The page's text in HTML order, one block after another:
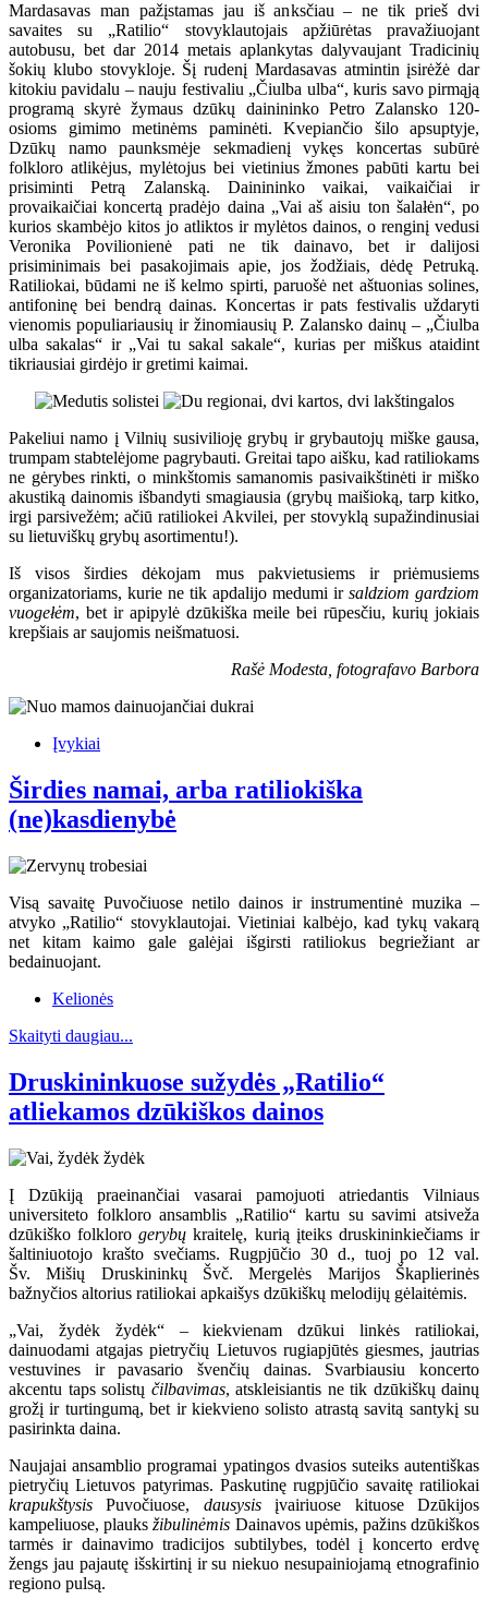
Mardasavas man pažįstamas jau iš anksčiau – ne tik prieš dvi
savaites su „Ratilio“ stovyklautojais apžiūrėtas pravažiuojant
autobusu, bet dar 2014 metais aplankytas dalyvaujant Tradicinių
šokių klubo stovykloje. Šį rudenį Mardasavas atmintin įsirėžė dar
kitokiu pavidalu – nauju festivaliu „Čiulba ulba“, kuris savo pirmąją
programą skyrė žymaus dzūkų dainininko Petro Zalansko 120-
osioms gimimo metinėms paminėti. Kvepiančio šilo apsuptyje,
Dzūkų namo paunksmėje sekmadienį vykęs koncertas subūrė
folkloro atlikėjus, mylėtojus bei vietinius žmones pabūti kartu bei
prisiminti Petrą Zalanską. Dainininko vaikai, vaikaičiai ir
provaikaičiai koncertą pradėjo daina „Vai aš aisiu ton šalałėn“, po
kurios skambėjo kitos jo atliktos ir mylėtos dainos, o renginį vedusi
Veronika Povilionienė pati ne tik dainavo, bet ir dalijosi
prisiminimais bei pasakojimais apie, jos žodžiais, dėdę Petruką.
Ratiliokai, būdami ne iš kelmo spirti, paruošė net aštuonias solines,
antifoninę bei bendrą dainas. Koncertas ir pats festivalis uždaryti
vienomis populiariausių ir žinomiausių P. Zalansko dainų – „Čiulba
ulba sakalas“ ir „Vai tu sakal sakale“, kurias per miškus ataidint
tikriausiai girdėjo ir gretimi kaimai.
Pakeliui namo į Vilnių susivilioję grybų ir grybautojų miške gausa,
trumpam stabtelėjome pagrybauti. Greitai tapo aišku, kad ratiliokams
ne gėrybes rinkti, o minkštomis samanomis pasivaikštinėti ir miško
akustiką dainomis išbandyti smagiausia (grybų maišioką, tarp kitko,
irgi parsivežėm; ačiū ratiliokei Akvilei, per stovyklą supažindinusiai
su lietuviškų grybų asortimentu!).
Iš visos širdies dėkojam mus pakvietusiems ir priėmusiems
organizatoriams, kurie ne tik apdalijo medumi ir saldziom gardziom
vuogełėm, bet ir apipylė dzūkiška meile bei rūpesčiu, kurių jokiais
krepšiais ar saujomis neišmatuosi.
Rašė Modesta, fotografavo Barbora
Įvykiai
Širdies namai, arba ratiliokiška
(ne)kasdienybė
Visą savaitę Puvočiuose netilo dainos ir instrumentinė muzika –
atvyko „Ratilio“ stovyklautojai. Vietiniai kalbėjo, kad tykų vakarą
net kitam kaimo gale galėjai išgirsti ratiliokus begriežiant ar
bedainuojant.
Kelionės
Skaityti daugiau...
Druskininkuose sužydės „Ratilio“
atliekamos dzūkiškos dainos
Į Dzūkiją praeinančiai vasarai pamojuoti atriedantis Vilniaus
universiteto folkloro ansamblis „Ratilio“ kartu su savimi atsiveža
dzūkiško folklorogerybų kraitelę, kurią įteiks druskininkiečiams ir
šaltiniuotojo krašto svečiams. Rugpjūčio 30 d., tuoj po 12 val.
Šv. Mišių Druskininkų Švč. Mergelės Marijos Škaplierinės
bažnyčios altorius ratiliokai apkaišys dzūkiškų melodijų gėlaitėmis.
„Vai, žydėk žydėk“ – kiekvienam dzūkui linkės ratiliokai,
dainuodami atgajas pietryčių Lietuvos rugiapjūtės giesmes, jautrias
vestuvines ir pavasario švenčių dainas. Svarbiausiu koncerto
akcentu taps solistų čilbavimas, atskleisiantis ne tik dzūkiškų dainų
grožį ir turtingumą, bet ir kiekvieno solisto atrastą savitą santykį su
pasirinkta daina.
Naujajai ansamblio programai ypatingos dvasios suteiks autentiškas
pietryčių Lietuvos patyrimas. Paskutinę rugpjūčio savaitę ratiliokai
krapukštysis Puvočiuose, dausysisįvairiuose kituose Dzūkijos
kampeliuose, plauksžibulinėmis Dainavos upėmis, pažins dzūkiškos
tarmės ir dainavimo tradicijos subtilybes, todėl į koncerto erdvę
žengs jau pajautę išskirtinį ir su niekuo nesupainiojamą etnografinio
regiono pulsą.